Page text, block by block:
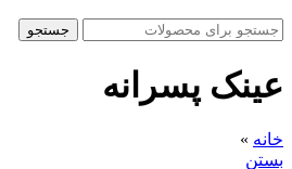
جستجو
عینک پسرانه
خانه »
بستن